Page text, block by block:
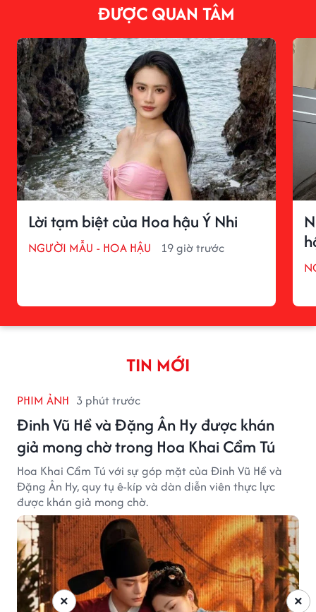
ĐƯỢC QUAN TÂM
Lời tạm biệt của Hoa hậu Ý Nhi
NGƯỜI MẪU - HOA HẬU 19 giờ trước
TIN MỚI
PHIM ẢNH 3 phút trước
Đinh Vũ Hề và Đặng Ân Hy được khán
giả mong chờ trong Hoa Khai Cẩm Tú
Hoa Khai Cẩm Tú với sự góp mặt của Đinh Vũ Hề và
Đặng Ân Hy, quy tụ ê-kíp và dàn diễn viên thực lực
được khán giả mong chờ.
×
×